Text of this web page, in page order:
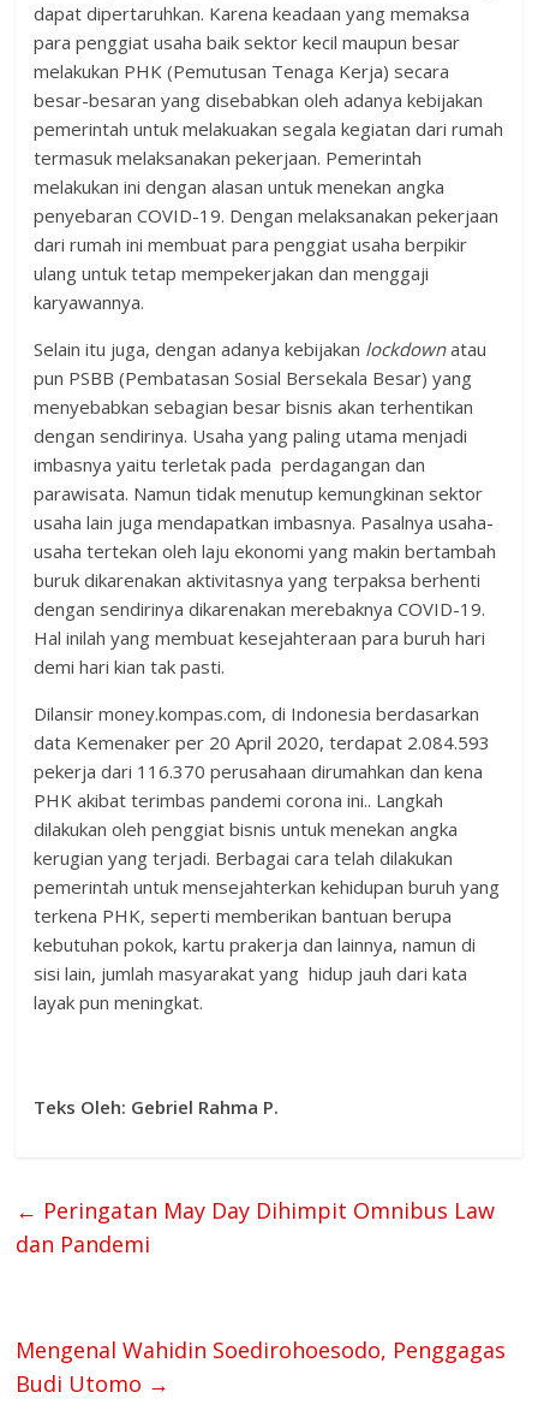
dapat dipertaruhkan. Karena keadaan yang memaksa
para penggiat usaha baik sektor kecil maupun besar
melakukan PHK (Pemutusan Tenaga Kerja) secara
besar-besaran yang disebabkan oleh adanya kebijakan
pemerintah untuk melakuakan segala kegiatan dari rumah
termasuk melaksanakan pekerjaan. Pemerintah
melakukan ini dengan alasan untuk menekan angka
penyebaran COVID-19. Dengan melaksanakan pekerjaan
dari rumah ini membuat para penggiat usaha berpikir
ulang untuk tetap mempekerjakan dan menggaji
karyawannya.
Selain itu juga, dengan adanya kebijakan lockdownatau
pun PSBB (Pembatasan Sosial Bersekala Besar) yang
menyebabkan sebagian besar bisnis akan terhentikan
dengan sendirinya. Usaha yang paling utama menjadi
imbasnya yaitu terletak pada perdagangan dan
parawisata. Namun tidak menutup kemungkinan sektor
usaha lain juga mendapatkan imbasnya. Pasalnya usaha-
usaha tertekan oleh laju ekonomi yang makin bertambah
buruk dikarenakan aktivitasnya yang terpaksa berhenti
dengan sendirinya dikarenakan merebaknya COVID-19.
Hal inilah yang membuat kesejahteraan para buruh hari
demi hari kian tak pasti.
Dilansir money.kompas.com, di Indonesia berdasarkan
data Kemenaker per 20 April 2020, terdapat 2.084.593
pekerja dari 116.370 perusahaan dirumahkan dan kena
PHK akibat terimbas pandemi corona ini.. Langkah
dilakukan oleh penggiat bisnis untuk menekan angka
kerugian yang terjadi. Berbagai cara telah dilakukan
pemerintah untuk mensejahterkan kehidupan buruh yang
terkena PHK, seperti memberikan bantuan berupa
kebutuhan pokok, kartu prakerja dan lainnya, namun di
sisi lain, jumlah masyarakat yang hidup jauh dari kata
layak pun meningkat.
Teks Oleh: Gebriel Rahma P.
← Peringatan May Day Dihimpit Omnibus Law
dan Pandemi
Mengenal Wahidin Soedirohoesodo, Penggagas
Budi Utomo →